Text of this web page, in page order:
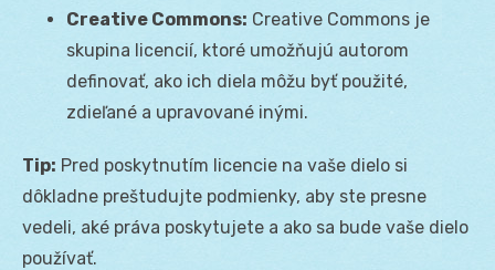
Creative Commons: Creative Commons je
skupina licencií, ktoré umožňujú autorom
definovať, ako ich diela môžu byť použité,
zdieľané a upravované inými.
Tip: Pred poskytnutím licencie na vaše dielo si
dôkladne preštudujte podmienky, aby ste presne
vedeli, aké práva poskytujete a ako sa bude vaše dielo
používať.